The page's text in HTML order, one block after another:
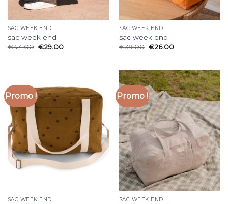
SAC WEEK END
sac week end
€44.00 €29.00
SAC WEEK END
sac week end
€39.00 €26.00
Promo !
SAC WEEK END
Promo !
SAC WEEK END